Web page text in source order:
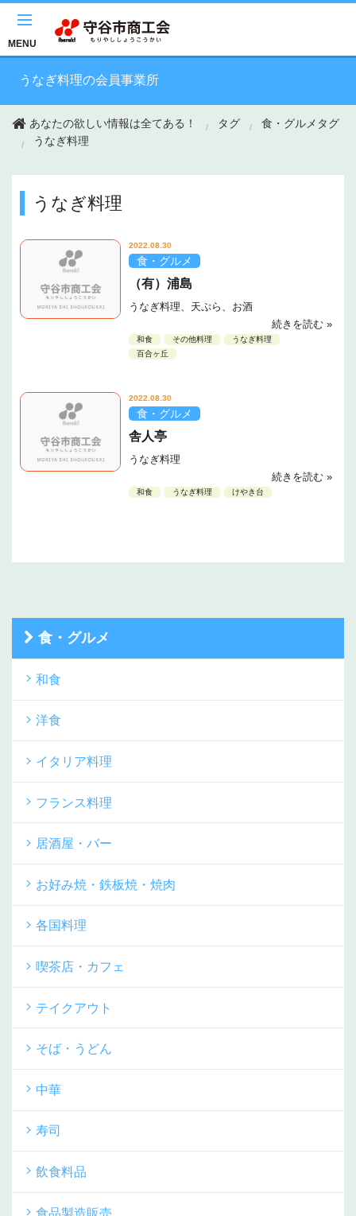
MENU
うなぎ料理の会員事業所
あなたの欲しい情報は全てある！ タグ
食・グルメタグ
うなぎ料理
うなぎ料理
2022.08.30
食・グルメ
（有）浦島
うなぎ料理、天ぷら、お酒
続きを読む »
和食 その他料理
うなぎ料理
百合ヶ丘
2022.08.30
食・グルメ
舎人亭
うなぎ料理
続きを読む »
和食 うなぎ料理 けやき台
食・グルメ
和食
洋食
イタリア料理
フランス料理
居酒屋・バー
お好み焼・鉄板焼・焼肉
各国料理
喫茶店・カフェ
テイクアウト
そば・うどん
中華
寿司
飲食料品
食品製造販売